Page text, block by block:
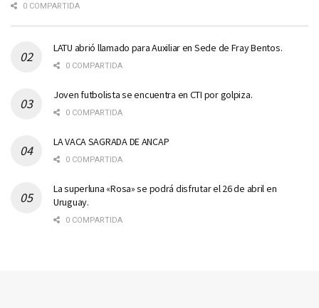
0 COMPARTIDA
LATU abrió llamado para Auxiliar en Sede de Fray Bentos.
0 COMPARTIDA
Joven futbolista se encuentra en CTI por golpiza.
0 COMPARTIDA
LA VACA SAGRADA DE ANCAP
0 COMPARTIDA
La superluna «Rosa» se podrá disfrutar el 26 de abril en
Uruguay.
0 COMPARTIDA